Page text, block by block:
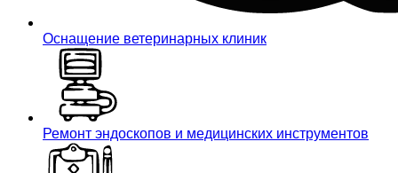
Оснащение ветеринарных клиник
Ремонт эндоскопов и медицинских инструментов